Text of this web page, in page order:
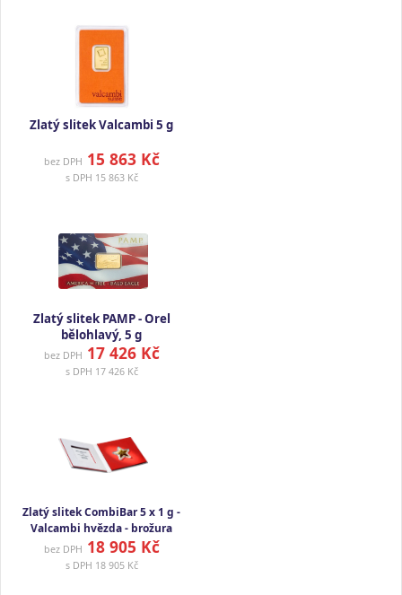
Zlatý slitek Valcambi 5 g
bez DPH 15 863 Kč
s DPH 15 863 Kč
Zlatý slitek PAMP - Orel
bělohlavý, 5 g
bez DPH 17 426 Kč
s DPH 17 426 Kč
Zlatý slitek CombiBar 5 x 1 g -
Valcambi hvězda - brožura
bez DPH 18 905 Kč
s DPH 18 905 Kč